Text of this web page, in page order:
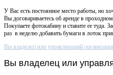
У Вас есть постоянное место работы, но
Вы договариваетесь об аренде в
Покупаете фотокабину и ставите ее туда.
раз в неделю добавить бумаги в лоток
Вы владелец или управляющий
Вы владелец или